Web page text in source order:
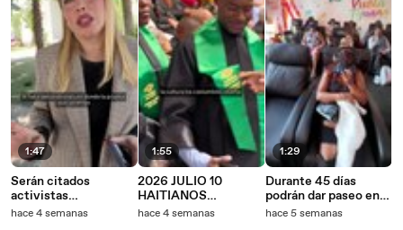
1:47
Serán citados
activistas
denunciados por
hace 4 semanas
1:55
2026 JULIO 10
HAITIANOS
EGRESADOS
hace 4 semanas
1:29
Durante 45 días
podrán dar paseo en
dron en Vuela Tijuana
hace 5 semanas